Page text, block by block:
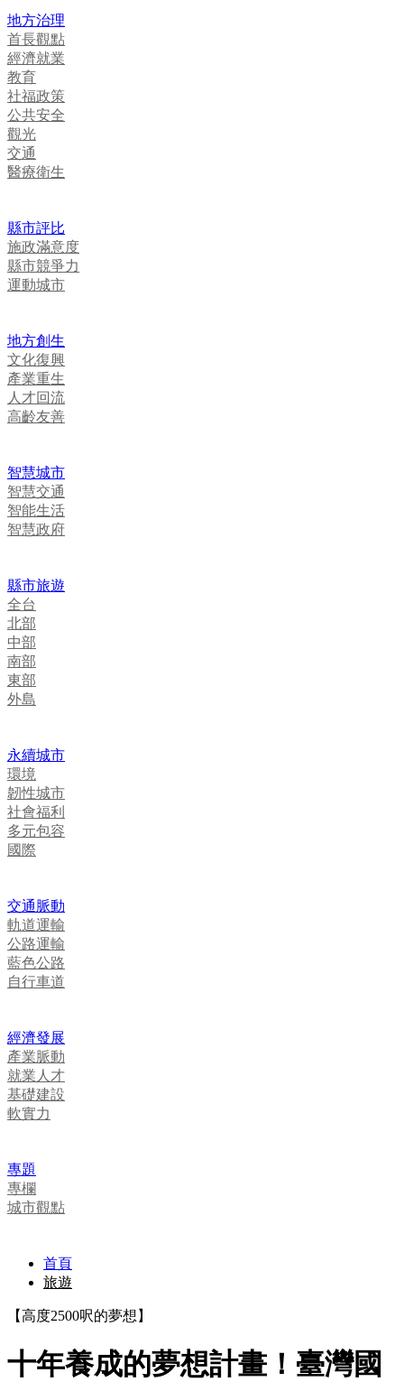
地方治理
首長觀點
經濟就業
教育
社福政策
公共安全
觀光
交通
醫療衛生
縣市評比
施政滿意度
縣市競爭力
運動城市
地方創生
文化復興
產業重生
人才回流
高齡友善
智慧城市
智慧交通
智能生活
智慧政府
縣市旅遊
全台
北部
中部
南部
東部
外島
永續城市
環境
韌性城市
社會福利
多元包容
國際
交通脈動
軌道運輸
公路運輸
藍色公路
自行車道
經濟發展
產業脈動
就業人才
基礎建設
軟實力
專題
專欄
城市觀點
首頁
旅遊
【高度2500呎的夢想】
十年養成的夢想計畫！臺灣國